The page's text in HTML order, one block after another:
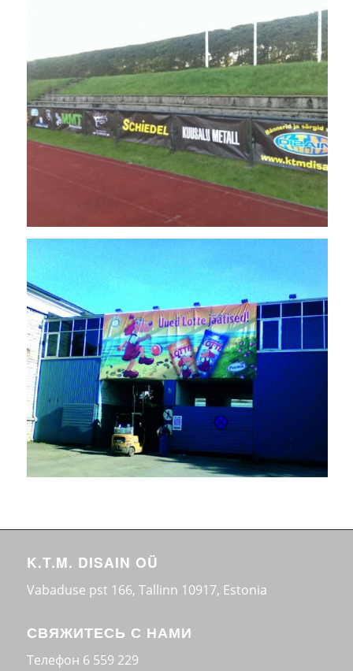
K.T.M. DISAIN OÜ
Vabaduse pst 166, Tallinn 10917, Estonia
СВЯЖИТЕСЬ С НАМИ
Телефон 6 559 229